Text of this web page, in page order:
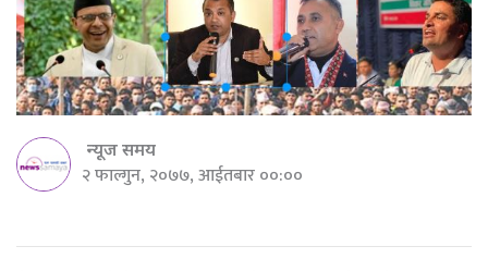
न्यूज समय
२ फाल्गुन, २०७७, आईतबार ००:००